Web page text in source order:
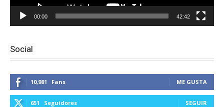
00:00 42:42
Social
10,981 Fans ME GUSTA
651 Seguidores SEGUIR